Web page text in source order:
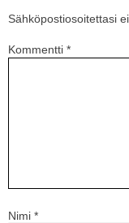
Sähköpostiosoitettasi
Kommentti *
Nimi *